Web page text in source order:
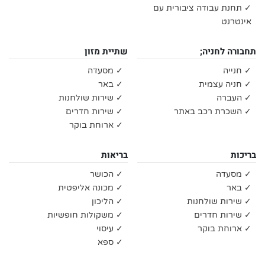
✓ תחנת עבודה ציבורית עם
אינטרנט
תחבורה לחניה;
✓ חנייה
✓ חניה עצמית
✓ העברה
✓ השכרת רכב באתר
שתיית מזון
✓ מסעדה
✓ באר
✓ שירות שולחנות
✓ שירות חדרים
✓ ארוחת בוקר
בריכות
✓ מסעדה
✓ באר
✓ שירות שולחנות
✓ שירות חדרים
✓ ארוחת בוקר
בריאות
✓ הכושר
✓ מכונה אליפטית
✓ הליכון
✓ משקולות חופשיות
✓ עיסוי
✓ ספא